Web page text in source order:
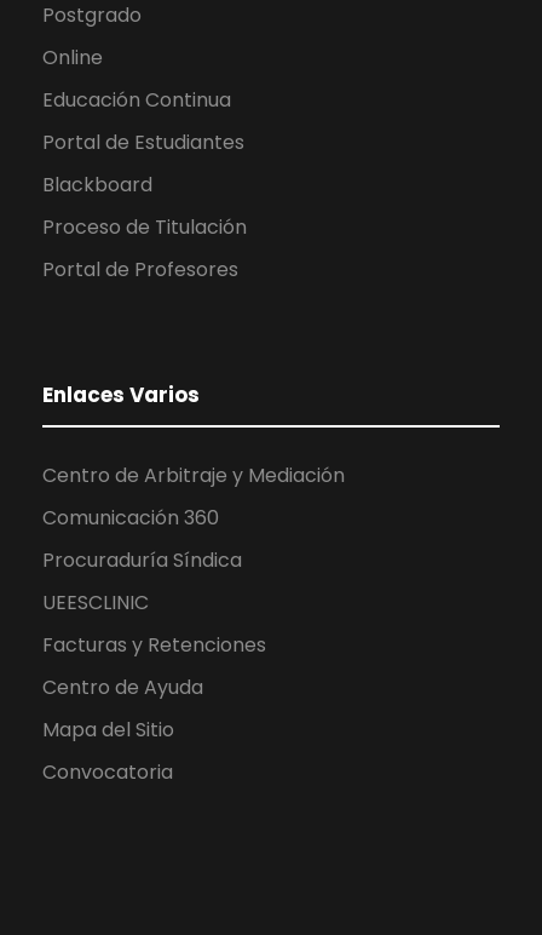
Postgrado
Online
Educación Continua
Portal de Estudiantes
Blackboard
Proceso de Titulación
Portal de Profesores
Enlaces Varios
Centro de Arbitraje y Mediación
Comunicación 360
Procuraduría Síndica
UEESCLINIC
Facturas y Retenciones
Centro de Ayuda
Mapa del Sitio
Convocatoria